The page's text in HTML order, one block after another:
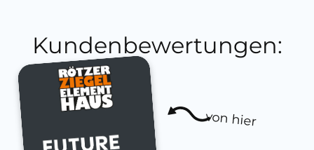
Kundenbewertungen:
von hier